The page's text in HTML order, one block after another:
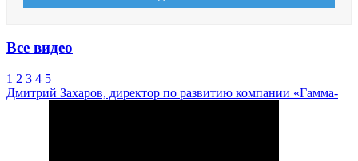
Все видео
1 2 3 4 5
Дмитрий Захаров, директор по развитию компании «Гамма-